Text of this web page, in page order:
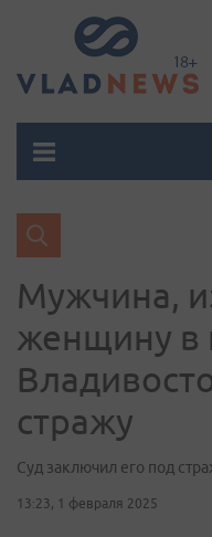
Мужчина,
женщину в
стражу
Суд заключил его под
13:23, 1 февраля 2025